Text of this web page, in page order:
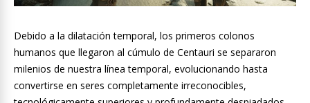
Debido a la dilatación temporal, los primeros colonos
humanos que llegaron al cúmulo de Centauri se separaron
milenios de nuestra línea temporal, evolucionando hasta
convertirse en seres completamente irreconocibles,